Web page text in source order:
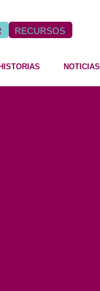
RECURSOS
HISTORIAS NOTICIAS